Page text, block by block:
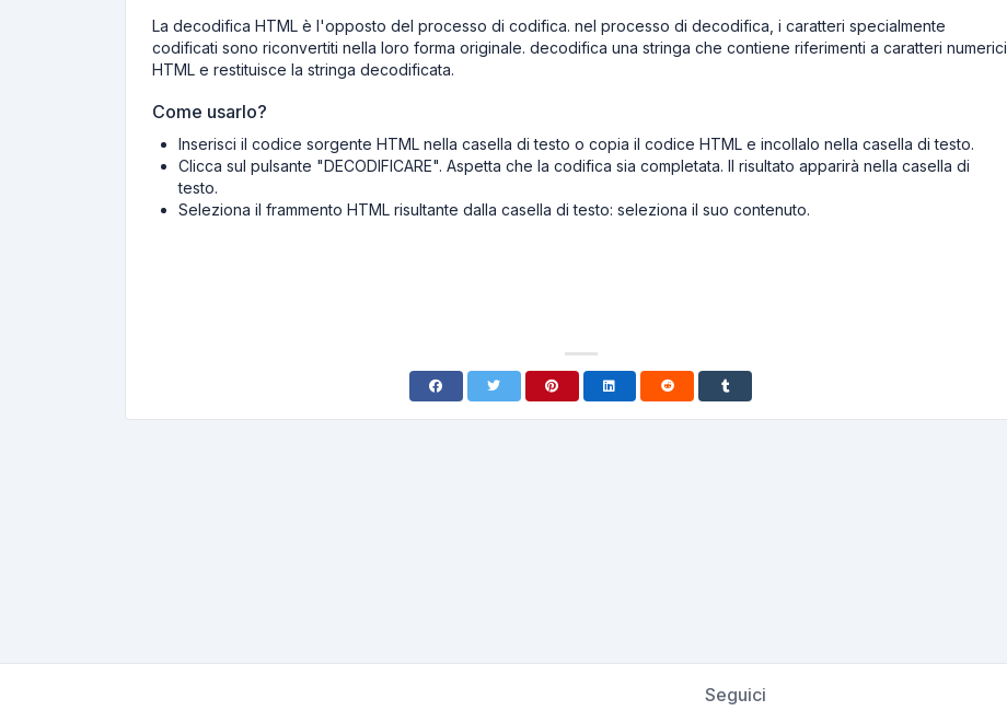
La decodifica HTML è l'opposto del processo di codifica. nel processo di decodifica, i caratteri specialmente
codificati sono riconvertiti nella loro forma originale. decodifica una stringa che contiene riferimenti a caratteri numerici
HTML e restituisce la stringa decodificata.
Come usarlo?
Inserisci il codice sorgente HTML nella casella di testo o copia il codice HTML e incollalo nella casella di testo.
Clicca sul pulsante "DECODIFICARE". Aspetta che la codifica sia completata. Il risultato apparirà nella casella di
testo.
Seleziona il frammento HTML risultante dalla casella di testo: seleziona il suo contenuto.
Seguici